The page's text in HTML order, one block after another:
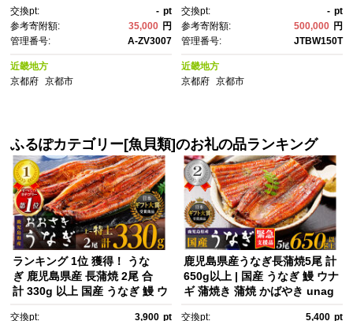
亭 完売必至の大人気おせち お
すすめ 三段重 3人 4人 2027 正
月 お祝い おせち お節 京おせ
ち 京料理 グルメ お取り寄せ 通
販 送料無料 ふるさと納税 ］
交換pt: - pt
参考寄附額:
35,000 円
管理番号:
A-ZV3007
近畿地方
京都府
京都市
ル発行 クーポン 旅行 ギフト 宿
泊券 ホテル 旅館 宿泊 観光 グ
ルメ 人気 おすすめ ふるさと納
税 ］
交換pt: - pt
参考寄附額:
500,000 円
管理番号:
JTBW150T
近畿地方
京都府 京都市
ふるぽカテゴリー[魚貝類]のお礼の品ランキング
ランキング 1位 獲得！ うな
ぎ 鹿児島県産 長蒲焼 2尾 合
計 330g 以上 国産 うなぎ 鰻 ウ
交換pt: 3,900 pt
鹿児島県産うなぎ長蒲焼5尾 計
650g以上 | 国産 うなぎ 鰻 ウナ
ギ 蒲焼き 蒲焼 かばやき unag
交換pt: 5,400 pt